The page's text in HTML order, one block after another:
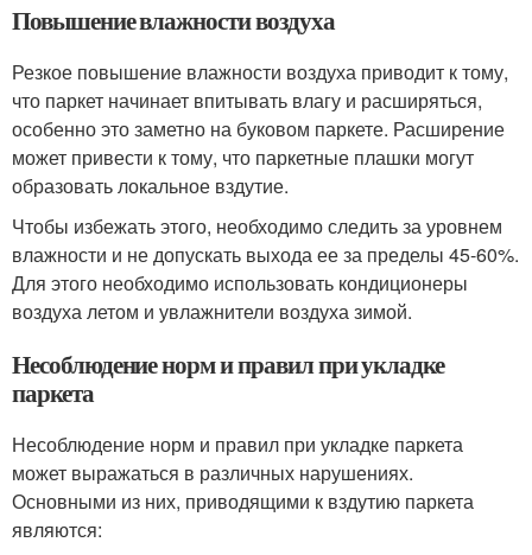
Повышение влажности воздуха
Резкое повышение влажности воздуха приводит к тому,
что паркет начинает впитывать влагу и расширяться,
особенно это заметно на буковом паркете. Расширение
может привести к тому, что паркетные плашки могут
образовать локальное вздутие.
Чтобы избежать этого, необходимо следить за уровнем
влажности и не допускать выхода ее за пределы 45-60%.
Для этого необходимо использовать кондиционеры
воздуха летом и увлажнители воздуха зимой.
Несоблюдение норм и правил при укладке
паркета
Несоблюдение норм и правил при укладке паркета
может выражаться в различных нарушениях.
Основными из них, приводящими к вздутию паркета
являются: